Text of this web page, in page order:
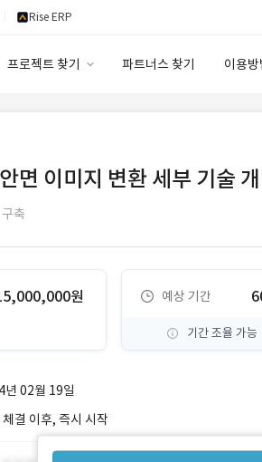
Rise ERP
프로젝트 찾기 파트너스 찾기 이용방
이용요
고객센
면 이미지 변환 세부 기술
축
원 예상 기간
기간 조율 가능
년 02월 19일
결 이후, 즉시 시작